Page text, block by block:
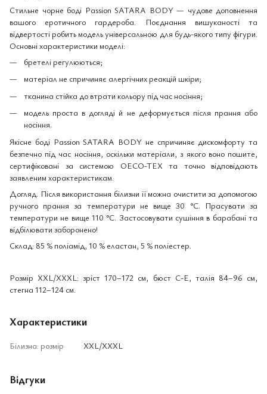
Стильне чорне боді Passion SATARA BODY — чудове доповнення
вашого еротичного гардероба. Поєднання вишуканості та
відвертості робить модель універсальною для будь-якого типу фігури.
Основні характеристики моделі:
бретелі регулюються;
матеріал не спричиняє алергічних реакцій шкіри;
тканина стійка до втрати кольору під час носіння;
модель проста в догляді й не деформується після прання або
носіння.
Якісне боді Passion SATARA BODY не спричиняє дискомфорту та
безпечно під час носіння, оскільки матеріали, з якого воно пошите,
сертифіковані за системою OECO-TEX та точно відповідають
заявленим характеристикам.
Догляд. Після використання білизни її можна очистити за допомогою
ручного прання за температури не вище 30 °С. Прасувати за
температури не вище 110 °С. Застосовувати сушіння в барабані та
відбілювати заборонено!
Склад: 85 % поліамід, 10 % еластан, 5 % поліестер.
Розмір XXL/XXXL: зріст 170–172 см, бюст C-E, талія 84–96 см,
стегна 112–124 см.
Характеристики
Білизна: розмір XXL/XXXL
Відгуки